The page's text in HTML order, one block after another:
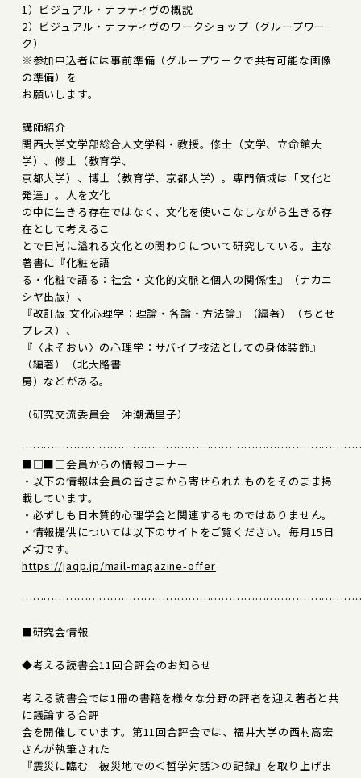
1）ビジュアル・ナラティヴの概説
2）ビジュアル・ナラティヴのワークショップ（グループワー
ク）
※参加申込者には事前準備（グループワークで共有可能な画像
の準備）を
お願いします。
講師紹介
関西大学文学部総合人文学科・教授。修士（文学、立命館大
学）、修士（教育学、
京都大学）、博士（教育学、京都大学）。専門領域は「文化と
発達」。人を文化
の中に生きる存在ではなく、文化を使いこなしながら生きる存
在として考えるこ
とで日常に溢れる文化との関わりについて研究している。主な
著書に『化粧を語
る・化粧で語る：社会・文化的文脈と個人の関係性』（ナカニ
シヤ出版）、
『改訂版 文化心理学：理論・各論・方法論』（編著）（ちとせ
プレス）、
『〈よそおい〉の心理学：サバイブ技法としての身体装飾』
（編著）（北大路書
房）などがある。
（研究交流委員会 沖潮満里子）
■□■□会員からの情報コーナー
・以下の情報は会員の皆さまから寄せられたものをそのまま掲
載しています。
・必ずしも日本質的心理学会と関連するものではありません。
・情報提供については以下のサイトをご覧ください。毎月15日
〆切です。
https://jaqp.jp/mail-magazine-offer
■研究会情報
◆考える読書会11回合評会のお知らせ
考える読書会では1冊の書籍を様々な分野の評者を迎え著者と共
に議論する合評
会を開催しています。第11回合評会では、福井大学の西村高宏
さんが執筆された
『震災に臨む 被災地での＜哲学対話＞の記録』を取り上げま